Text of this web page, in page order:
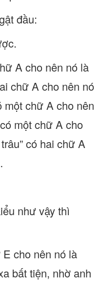
đầu:
A cho nên nó là
chữ A cho nên nó
một chữ A cho nên
một chữ A cho
có hai chữ A
như vậy thì
E cho nên nó là
bất tiện, nhờ anh